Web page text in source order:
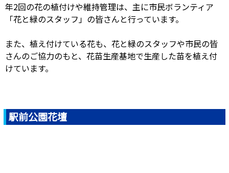
年2回の花の植付けや維持管理は、主に市民ボランティア
「花と緑のスタッフ」の皆さんと行っています。
また、植え付けている花も、花と緑のスタッフや市民の皆
さんのご協力のもと、花苗生産基地で生産した苗を植え付
けています。
駅前公園花壇